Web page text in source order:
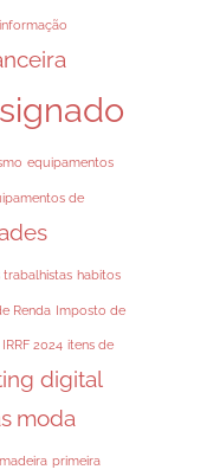
equipamentos
de
trabalhistas habitos
Renda Imposto de
IRRF 2024 itens de
digital
moda
primeira